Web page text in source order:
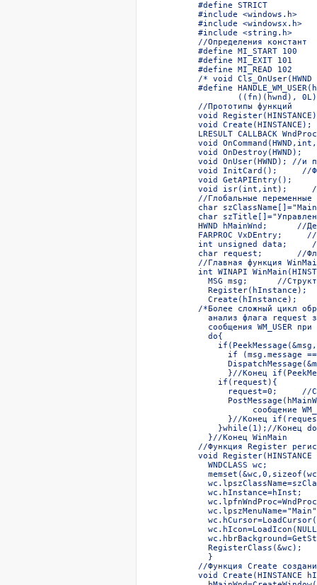
#define STRICT
#include <windows.h>
#include <windowsx.h>
#include <string.h>
//Определения констант
#define MI_START 100
#define MI_EXIT 101
#define MI_READ 102
/* void
#define
((fn)(hwnd), 0L)
//Прототипы функций
void
void
LRESULT CALLBACK
void
void OnDestroy(HWND);
void OnUser(HWND); //и
void InitCard();     //
void GetAPIEntry();
void isr(int,int);     //
//Глобальные
char
char
HWND hMainWnd;
FARPROC VxDEntry;
int unsigned data;
char request;       //
//Главная функция
int WINAPI
MSG msg;      //
Register(hInstance);
Create(hInstance);
/*Более сложный цикл
анализ флага request
сообщения WM_USER
do{
if (msg.message ==
}//Конец
if(request){
request=0;     //
сообщение
}//Конец
}while(1);//Конец
}//Конец WinMain
//Функция Register
void
WNDCLASS wc;
wc.hInstance=hInst;
RegisterClass(&wc);
}
//Функция Create
void